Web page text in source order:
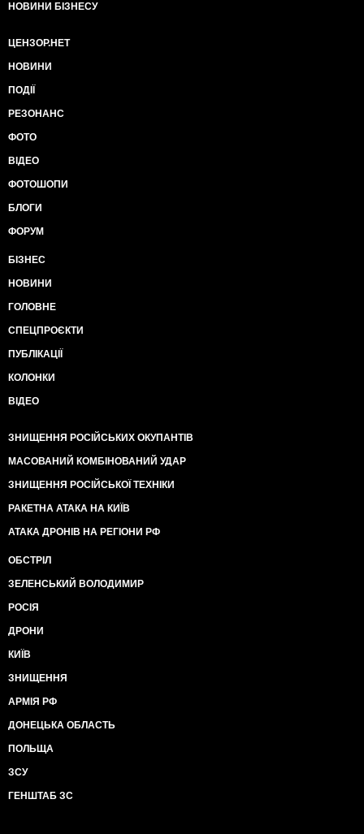
НОВИНИ БІЗНЕСУ
ЦЕНЗОР.НЕТ
НОВИНИ
ПОДІЇ
РЕЗОНАНС
ФОТО
ВІДЕО
ФОТОШОПИ
БЛОГИ
ФОРУМ
БІЗНЕС
НОВИНИ
ГОЛОВНЕ
СПЕЦПРОЄКТИ
ПУБЛІКАЦІЇ
КОЛОНКИ
ВІДЕО
ЗНИЩЕННЯ РОСІЙСЬКИХ ОКУПАНТІВ
МАСОВАНИЙ КОМБІНОВАНИЙ УДАР
ЗНИЩЕННЯ РОСІЙСЬКОЇ ТЕХНІКИ
РАКЕТНА АТАКА НА КИЇВ
АТАКА ДРОНІВ НА РЕГІОНИ РФ
ОБСТРІЛ
ЗЕЛЕНСЬКИЙ ВОЛОДИМИР
РОСІЯ
ДРОНИ
КИЇВ
ЗНИЩЕННЯ
АРМІЯ РФ
ДОНЕЦЬКА ОБЛАСТЬ
ПОЛЬЩА
ЗСУ
ГЕНШТАБ ЗС